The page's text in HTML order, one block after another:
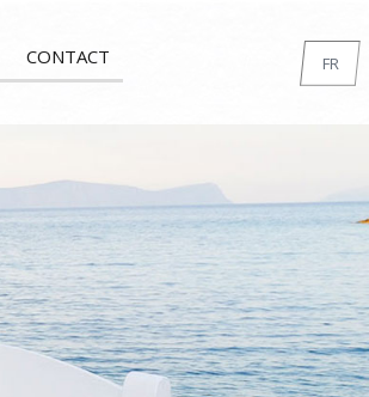
CONTACT FR